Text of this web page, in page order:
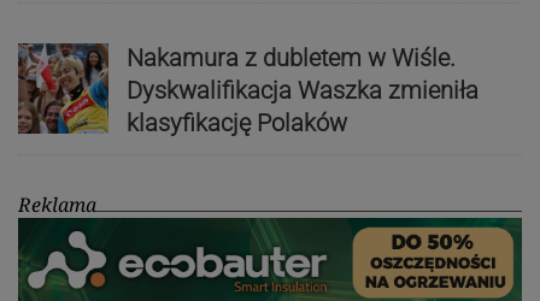
Nakamura z dubletem w Wiśle.
Dyskwalifikacja Waszka zmieniła
klasyfikację Polaków
Reklama